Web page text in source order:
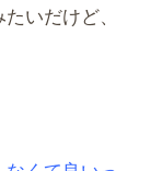
いだけど、